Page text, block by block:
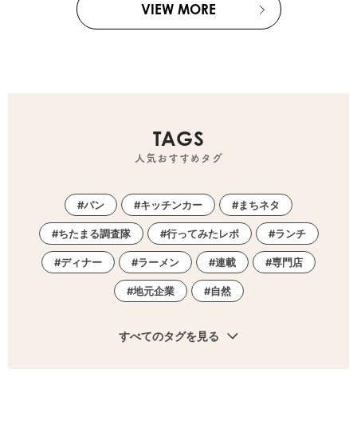
VIEW MORE
TAGS
人気おすすめタグ
パン キッチンカー まちネタ
ちたまる調査隊 行ってみたレポ ランチ
ディナー ラーメン 連載 専門店
地元企業 自然
すべてのタグを見る